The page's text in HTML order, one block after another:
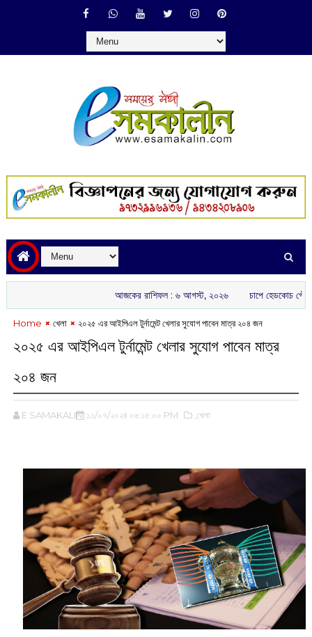
আজকের রাশিফল :‌ ‌‌৬ আগস্ট, ২০২৬ চাপে হেডকোচ গৌতম গম্ভীর:
Home খেলা ২০২৫ এর আইপিএল টুর্নামেন্ট খেলার সুযোগ পাবেন মাত্র ২০৪ জন
২০২৫ এর আইপিএল টুর্নামেন্ট খেলার সুযোগ পাবেন মাত্র
২০৪ জন
E SAMAKALIN ১১/০৭/২০২৪ ০৬:১৫:০০ PM ,খেলা